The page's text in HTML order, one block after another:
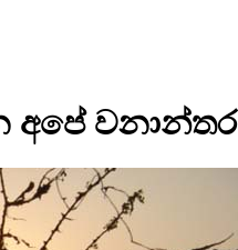
අපේ වනාන්තර